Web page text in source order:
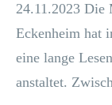
24.11.2023 Die
Ecken­heim hat
eine lan­ge
an­stal­tet.